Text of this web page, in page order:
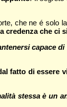
che ne é solo
credenza che ci
capace
fatto di essere
stessa è un